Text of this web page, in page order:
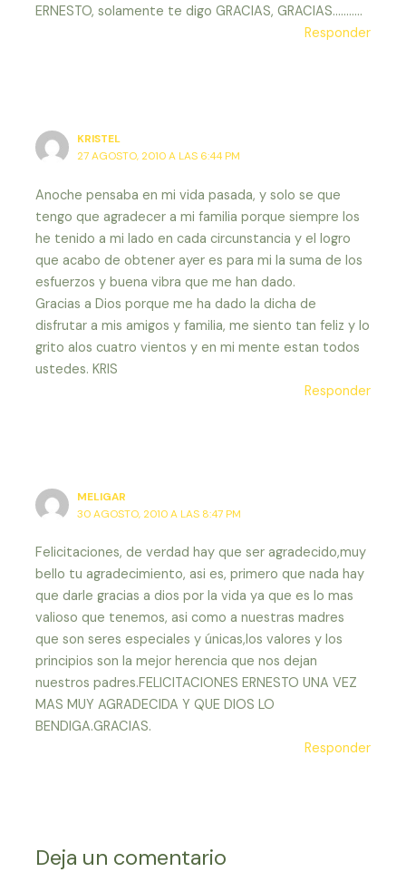
ERNESTO, solamente te digo GRACIAS, GRACIAS………..
Responder
KRISTEL
27 AGOSTO, 2010 A LAS 6:44 PM
Anoche pensaba en mi vida pasada, y solo se que
tengo que agradecer a mi familia porque siempre los
he tenido a mi lado en cada circunstancia y el logro
que acabo de obtener ayer es para mi la suma de los
esfuerzos y buena vibra que me han dado.
Gracias a Dios porque me ha dado la dicha de
disfrutar a mis amigos y familia, me siento tan feliz y lo
grito alos cuatro vientos y en mi mente estan todos
ustedes. KRIS
Responder
MELIGAR
30 AGOSTO, 2010 A LAS 8:47 PM
Felicitaciones, de verdad hay que ser agradecido,muy
bello tu agradecimiento, asi es, primero que nada hay
que darle gracias a dios por la vida ya que es lo mas
valioso que tenemos, asi como a nuestras madres
que son seres especiales y únicas,los valores y los
principios son la mejor herencia que nos dejan
nuestros padres.FELICITACIONES ERNESTO UNA VEZ
MAS MUY AGRADECIDA Y QUE DIOS LO
BENDIGA.GRACIAS.
Responder
Deja un comentario